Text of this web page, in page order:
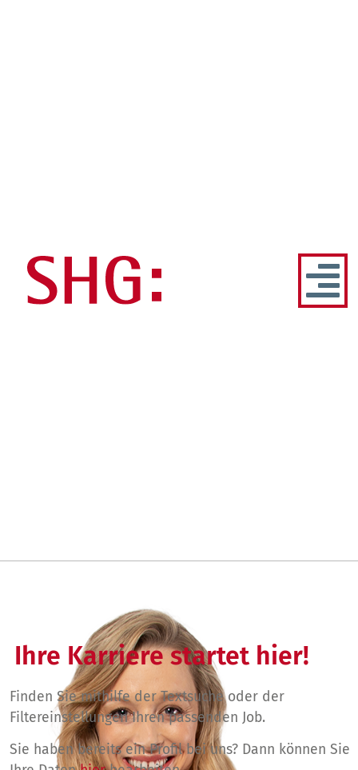
Ihre Karriere startet hier!
Finden Sie mithilfe der Textsuche oder der
Filtereinstellungen Ihren passenden Job.
Sie haben bereits ein Profil bei uns? Dann können Sie